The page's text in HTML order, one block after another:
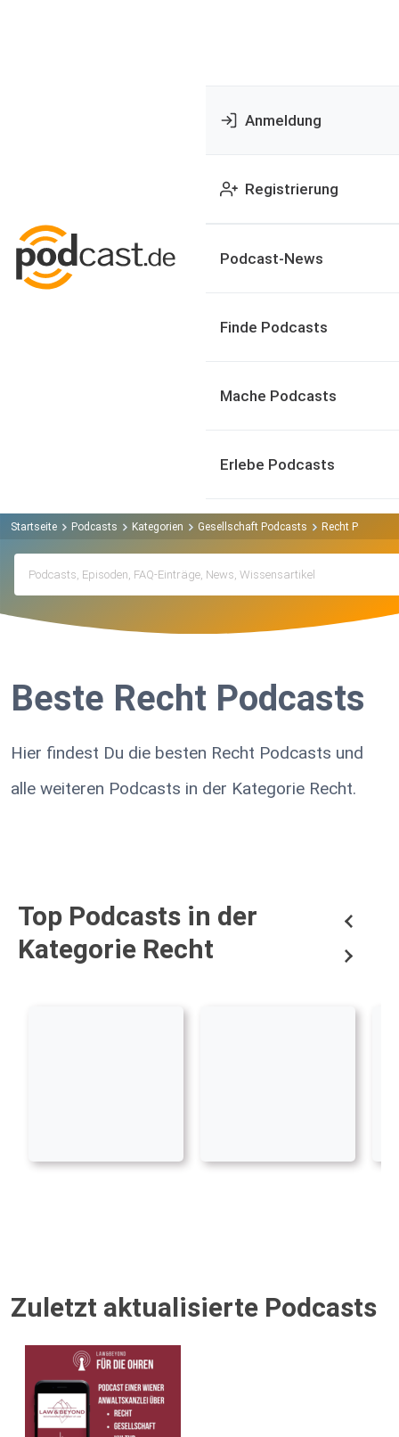
Anmeldung
Registrierung
Podcast-News
Finde Podcasts
Mache Podcasts
Erlebe Podcasts
Startseite Podcasts Kategorien Gesellschaft Podcasts Recht Podcasts
Beste Recht Podcasts
Hier findest Du die besten Recht Podcasts und
alle weiteren Podcasts in der Kategorie Recht.
Top Podcasts in der
Kategorie Recht
Zuletzt aktualisierte Podcasts